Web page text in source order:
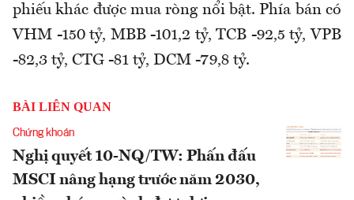
phiếu khác được mua ròng nổi bật. Phía bán có
VHM -150 tỷ, MBB -101,2 tỷ, TCB -92,5 tỷ, VPB
-82,3 tỷ, CTG -81 tỷ, DCM -79,8 tỷ.
BÀI LIÊN QUAN
Chứng khoán
Nghị quyết 10-NQ/TW: Phấn đấu
MSCI nâng hạng trước năm 2030,